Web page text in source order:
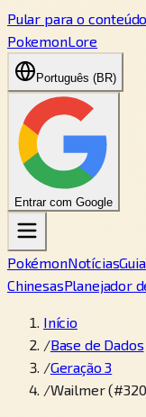
Pular para o
PokemonLore
Português (BR)
Entrar com Google
PokémonNotícias
ChinesasPlanejador
Início
/Base de Dados
/Geração 3
/Wailmer